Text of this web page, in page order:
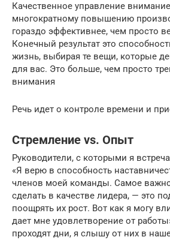
Качественное управление
многократному повышению
гораздо эффективнее, чем просто
Конечный результат это
жизнь, выбирая те вещи, которые
для вас. Это больше, чем просто
внимания
Речь идет о контроле времени и
Стремление vs. Опыт
Руководители, с которыми я
«Я верю в способность
членов моей команды. Самое
сделать в качестве лидера, — это
поощрять их рост. Вот как я могу
дает мне удовлетворение от
проходят дни, я слышу от них в